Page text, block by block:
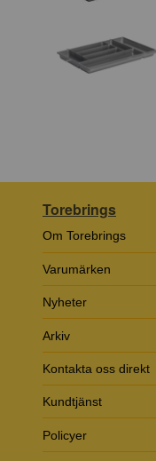
Torebrings
Om Torebrings
Varumärken
Nyheter
Arkiv
Kontakta oss direkt
Kundtjänst
Policyer